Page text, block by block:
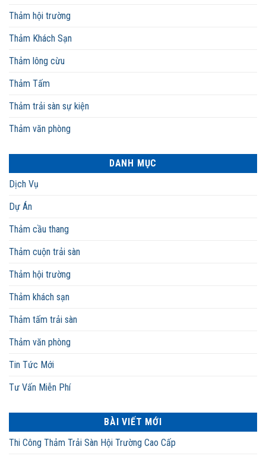
Thảm hội trường
Thảm Khách Sạn
Thảm lông cừu
Thảm Tấm
Thảm trải sàn sự kiện
Thảm văn phòng
DANH MỤC
Dịch Vụ
Dự Án
Thảm cầu thang
Thảm cuộn trải sàn
Thảm hội trường
Thảm khách sạn
Thảm tấm trải sàn
Thảm văn phòng
Tin Tức Mới
Tư Vấn Miễn Phí
BÀI VIẾT MỚI
Thi Công Thảm Trải Sàn Hội Trường Cao Cấp